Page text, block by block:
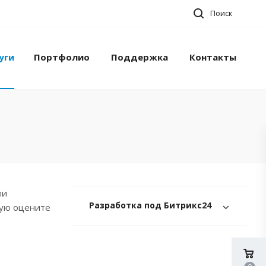
Поиск
Портфолио Поддержка Контакты
оцените
Разработка под Битрикс24